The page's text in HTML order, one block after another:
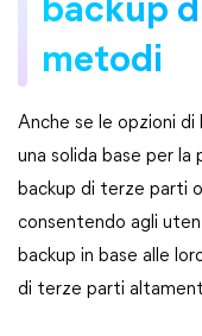
backup
metodi
Anche se le opzioni
una solida base per
backup di terze parti
consentendo agli
backup in base alle
di terze parti